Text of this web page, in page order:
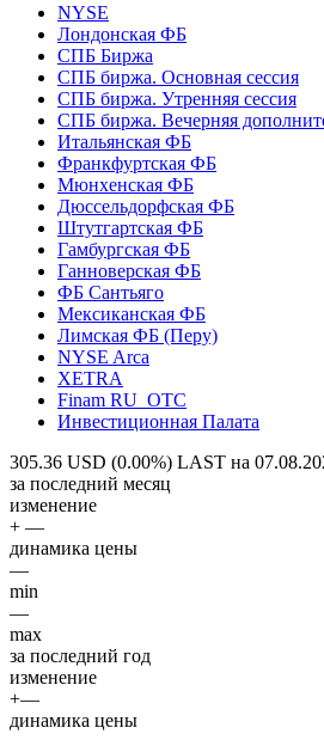
NYSE
Лондонская ФБ
СПБ Биржа
СПБ биржа. Основная сессия
СПБ биржа. Утренняя сессия
СПБ биржа. Вечерняя
Итальянская ФБ
Франкфуртская ФБ
Мюнхенская ФБ
Дюссельдорфская ФБ
Штутгартская ФБ
Гамбургская ФБ
Ганноверская ФБ
ФБ Сантьяго
Мексиканская ФБ
Лимская ФБ (Перу)
NYSE Arca
XETRA
Finam RU_OTC
Инвестиционная Палата
305.36 USD (0.00%) LAST на
за последний месяц
изменение
+ —
динамика цены
—
min
—
max
за последний год
изменение
+—
динамика цены